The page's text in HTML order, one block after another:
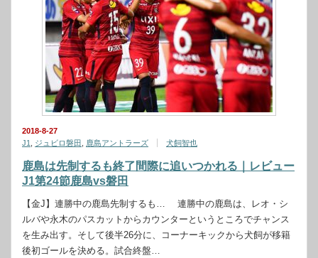
2018-8-27
J1
ジュビロ磐田 鹿島アントラーズ 犬飼智也
鹿島は先制するも終了間際に追いつかれる｜レビュー
J1第24節鹿島vs磐田
【金J】連勝中の鹿島先制するも… 連勝中の鹿島は、レオ・シ
ルバや永木のパスカットからカウンターというところでチャンス
を生み出す。そして後半26分に、コーナーキックから犬飼が移籍
後初ゴールを決める。試合終盤…